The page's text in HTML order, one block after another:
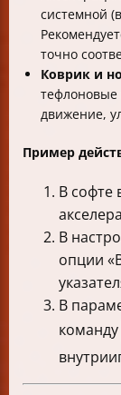
системной
точно
Коврик и
тефлоновые
движение,
Пример
В
В
опции
В
команду